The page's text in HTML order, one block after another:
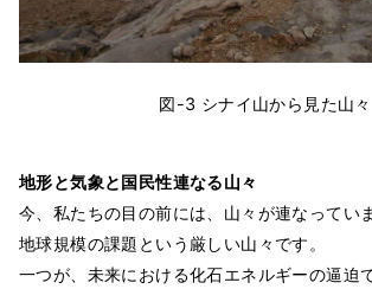
図-3 シナイ山から見た山々
地形と気象と国民性連なる山々
今、私たちの目の前には、山々が連なってい
地球規模の課題という厳しい山々です。
一つが、未来における化石エネルギーの逼迫